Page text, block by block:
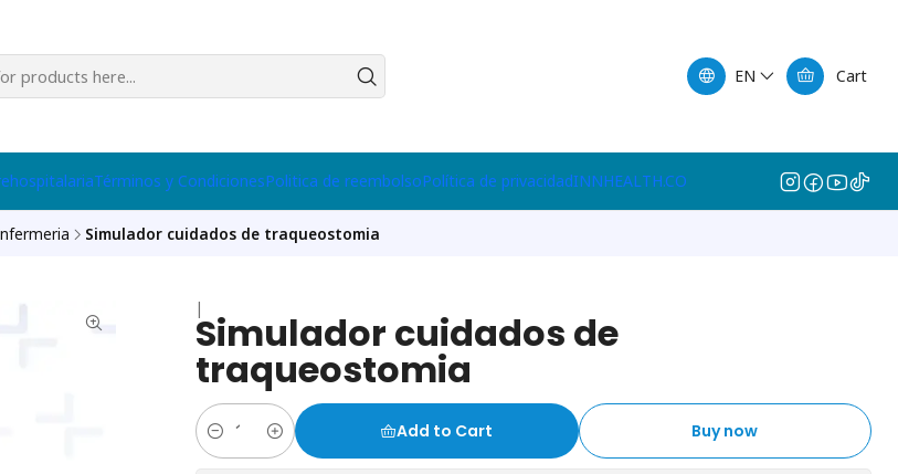
EN Cart
Términos y CondicionesPolitica de reembolsoPolítica de privacidadINNHEALTH.CO
Simulador cuidados de traqueostomia
|
Simulador cuidados de
traqueostomia
Quantity
Add to Cart Buy now